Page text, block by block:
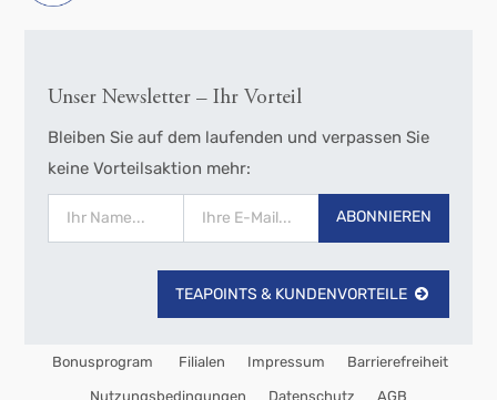
Unser Newsletter – Ihr Vorteil
Bleiben Sie auf dem laufenden und verpassen Sie
keine Vorteilsaktion mehr:
ABONNIEREN
TEAPOINTS & KUNDENVORTEILE
Bonusprogram Filialen Impressum Barrierefreiheit
Nutzungsbedingungen Datenschutz AGB